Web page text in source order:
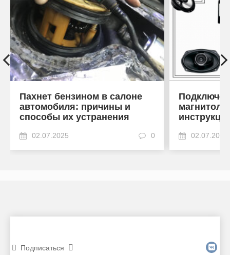
Пахнет бензином в салоне
автомобиля: причины и
способы их устранения
02.07.2025 0 02.07.2025
Подписаться